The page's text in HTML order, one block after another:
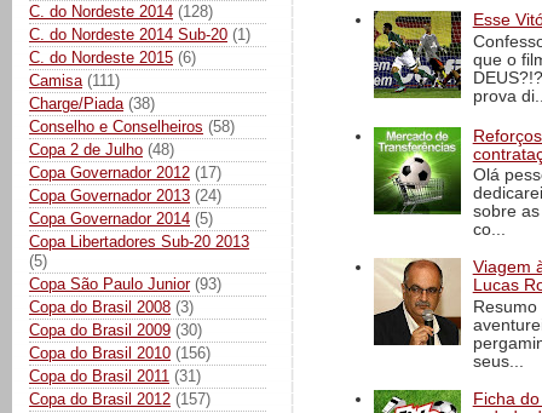
C. do Nordeste 2014 (128)
C. do Nordeste 2014 Sub-20 (1)
C. do Nordeste 2015 (6)
Camisa (111)
Charge/Piada (38)
Conselho e Conselheiros (58)
Copa 2 de Julho (48)
Copa Governador 2012 (17)
Copa Governador 2013 (24)
Copa Governador 2014 (5)
Copa Libertadores Sub-20 2013
(5)
Copa São Paulo Junior (93)
Copa do Brasil 2008 (3)
Copa do Brasil 2009 (30)
Copa do Brasil 2010 (156)
Copa do Brasil 2011 (31)
Copa do Brasil 2012 (157)
Esse
que o
prova
Olá
sobre
co...
Viagem
Lucas
Resumo
seus...
Ficha